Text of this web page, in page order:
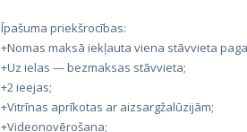
Īpašuma priekšrocības:
+Nomas maksā iekļauta viena stāvvieta
+Uz ielas — bezmaksas stāvvieta;
+2 ieejas;
+Vitrīnas aprīkotas ar aizsargžalūzijām;
+Videonovērošana;